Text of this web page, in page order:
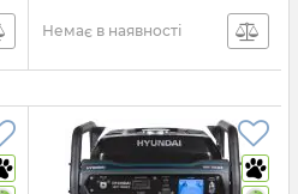
Немає в наявності